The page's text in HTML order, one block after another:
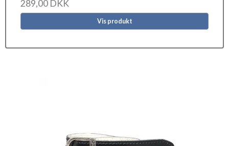
289,00 DKK
Vis produkt